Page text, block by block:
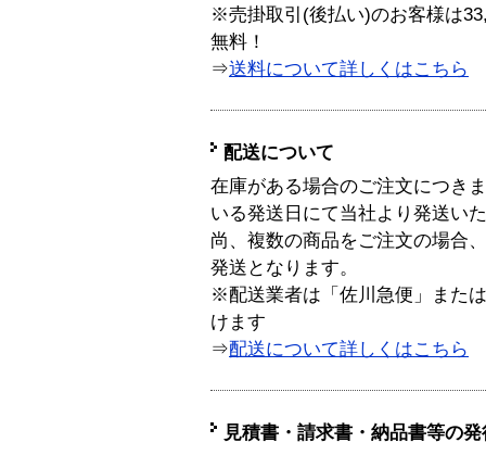
※売掛取引(後払い)のお客様は
無料！
⇒送料について詳しくはこちら
配送について
在庫がある場合のご注文につき
いる発送日にて当社より発送い
尚、複数の商品をご注文の場合
発送となります。
※配送業者は「佐川急便」また
けます
⇒配送について詳しくはこちら
見積書・請求書・納品書等の